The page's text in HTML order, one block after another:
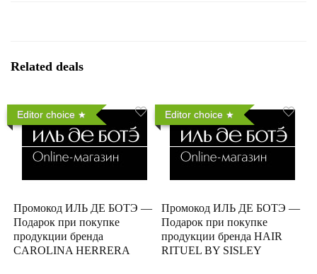
Related deals
Editor choice
Промокод ИЛЬ ДЕ БОТЭ —
Подарок при покупке
продукции бренда
CAROLINA HERRERA
Editor choice
Промокод ИЛЬ ДЕ БОТЭ —
Подарок при покупке
продукции бренда HAIR
RITUEL BY SISLEY